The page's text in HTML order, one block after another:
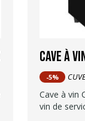
Cave à
-5%
Cave à vin
vin de